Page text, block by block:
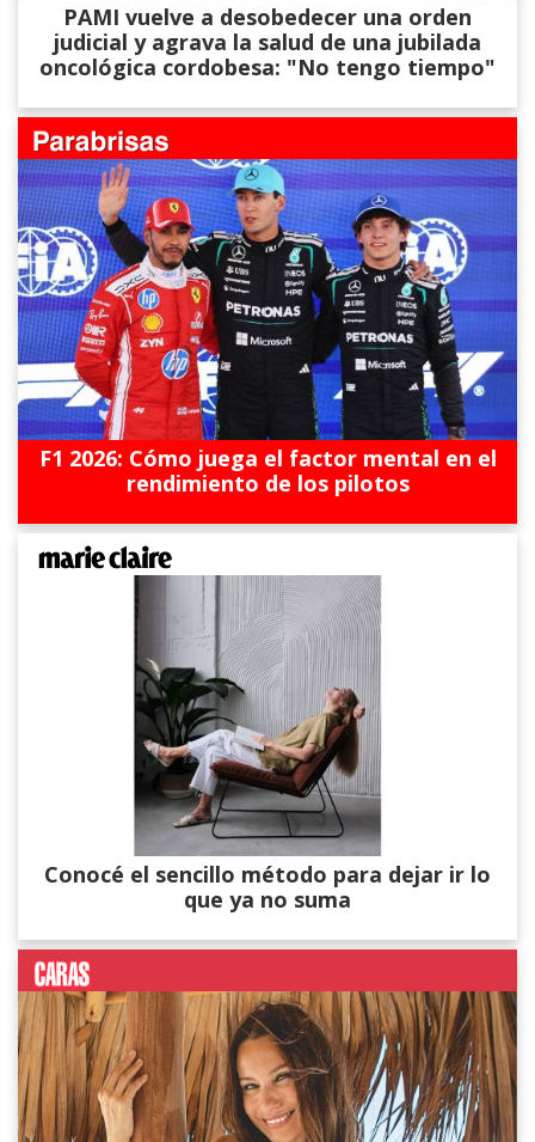
PAMI vuelve a desobedecer una orden
judicial y agrava la salud de una jubilada
oncológica cordobesa: "No tengo tiempo"
F1 2026: Cómo juega el factor mental en el
rendimiento de los pilotos
Conocé el sencillo método para dejar ir lo
que ya no suma